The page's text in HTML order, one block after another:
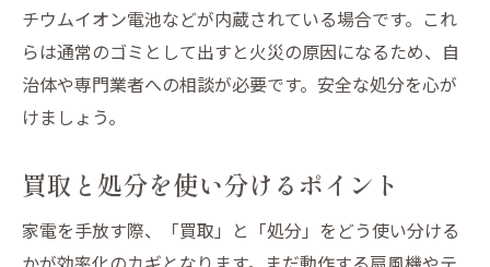
チウムイオン電池などが内蔵されている場合です。これ
らは通常のゴミとして出すと火災の原因になるため、自
治体や専門業者への相談が必要です。安全な処分を心が
けましょう。
買取と処分を使い分けるポイント
家電を手放す際、「買取」と「処分」をどう使い分ける